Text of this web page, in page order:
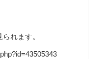
れます。